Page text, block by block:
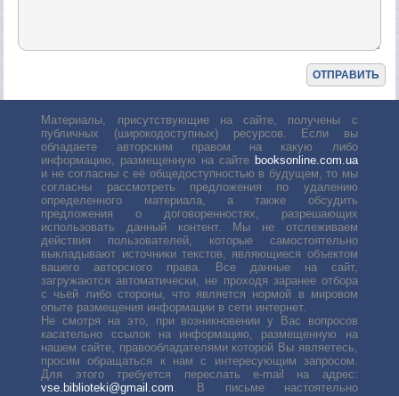
Материалы, присутствующие на сайте, получены с
публичных (широкодоступных) ресурсов. Если вы
обладаете авторским правом на какую либо
информацию, размещенную на сайте booksonline.com.ua
и не согласны с её общедоступностью в будущем, то мы
согласны рассмотреть предложения по удалению
определенного материала, а также обсудить
предложения о договоренностях, разрешающих
использовать данный контент. Мы не отслеживаем
действия пользователей, которые самостоятельно
выкладывают источники текстов, являющиеся объектом
вашего авторского права. Все данные на сайт,
загружаются автоматически, не проходя заранее отбора
с чьей либо стороны, что является нормой в мировом
опыте размещения информации в сети интернет.
Не смотря на это, при возникновении у Вас вопросов
касательно ссылок на информацию, размещенную на
нашем сайте, правообладателями которой Вы являетесь,
просим обращаться к нам с интересующим запросом.
Для этого требуется переслать е-mail на адрес:
vse.biblioteki@gmail.com. В письме настоятельно